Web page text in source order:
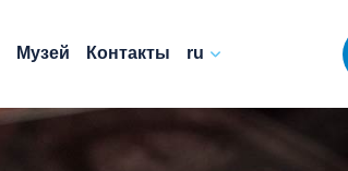
Музей Контакты ru